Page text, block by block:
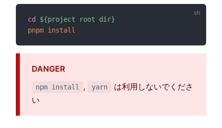
cd
${project root dir}
pnpm install
DANGER
npm install , yarn
は利用しないでくださ
い